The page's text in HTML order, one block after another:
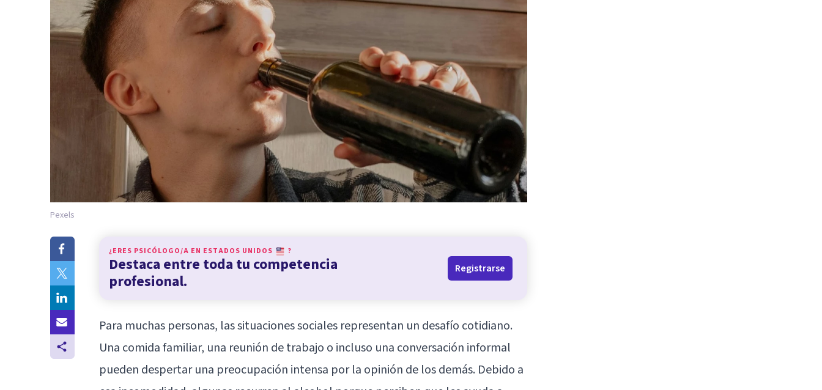
Pexels
¿ERES PSICÓLOGO/A EN ESTADOS UNIDOS ?
Destaca entre toda tu competencia
profesional.
Registrarse
Para muchas personas, las situaciones sociales representan un desafío cotidiano.
Una comida familiar, una reunión de trabajo o incluso una conversación informal
pueden despertar una preocupación intensa por la opinión de los demás. Debido a